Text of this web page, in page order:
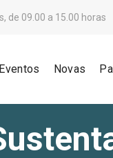
de 09.00 a 15.00 horas
Eventos Novas